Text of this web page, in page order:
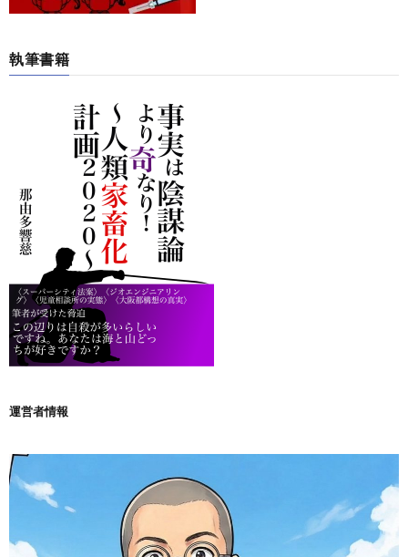
執筆書籍
運営者情報